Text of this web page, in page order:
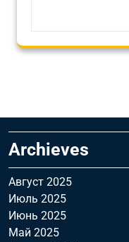
Archieves
Август 2025
Июль 2025
Июнь 2025
Май 2025